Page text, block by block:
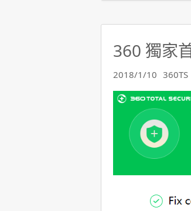
360 獨家
2018/1/10 360TS